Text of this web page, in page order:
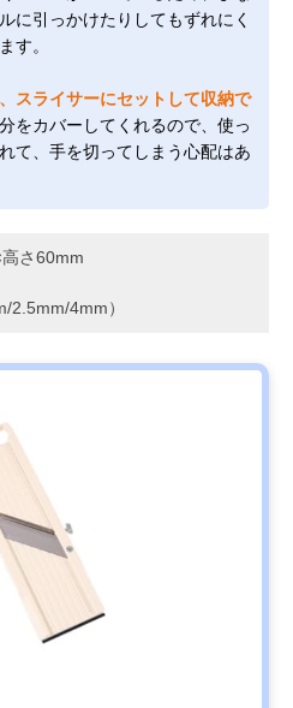
に引っかけたりしてもずれにく
す。
スライサーにセットして収納で
をカバーしてくれるので、使っ
て、手を切ってしまう心配はあ
さ60mm
2.5mm/4mm）